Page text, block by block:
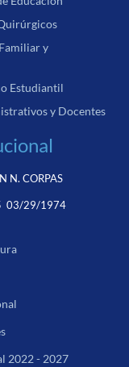
y
Estudiantil
y Docentes
N. CORPAS
03/29/1974
2022 - 2027